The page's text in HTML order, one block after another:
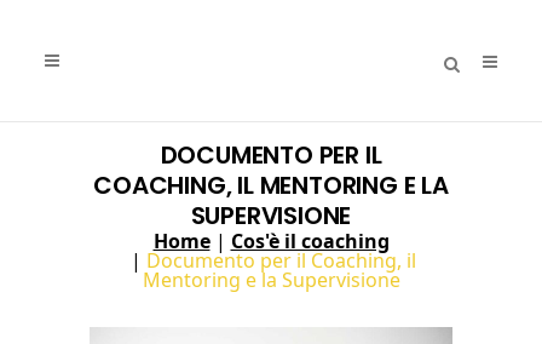
DOCUMENTO PER IL
COACHING, IL MENTORING E LA
SUPERVISIONE
Home| Cos'è il coaching
| Documento per il Coaching, il
Mentoring e la Supervisione